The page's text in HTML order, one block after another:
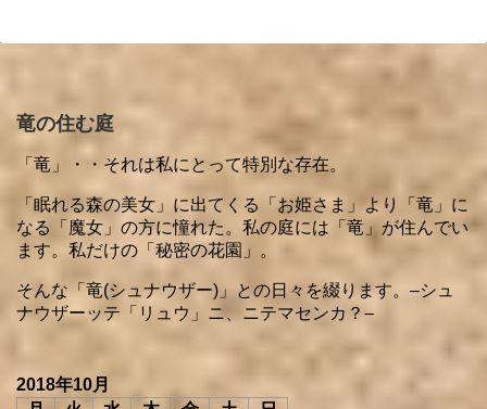
竜の住む庭
「竜」・・それは私にとって特別な存在。
「眠れる森の美女」に出てくる「お姫さま」より「竜」に
なる「魔女」の方に憧れた。私の庭には「竜」が住んでい
ます。私だけの「秘密の花園」。
そんな「竜(シュナウザー)」との日々を綴ります。–シュ
ナウザーッテ「リュウ」ニ、ニテマセンカ？–
2018年10月